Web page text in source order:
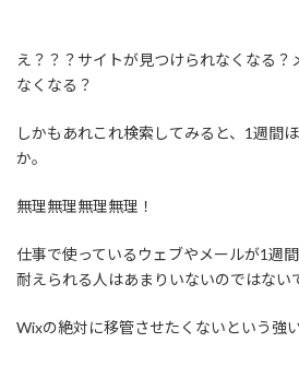
え？？？サイトが見つけられなくなる？
なくなる？
しかもあれこれ検索してみると、1週間
か。
無理無理無理無理！
仕事で使っているウェブやメールが1週
耐えられる人はあまりいないのではない
Wixの絶対に移管させたくないという強